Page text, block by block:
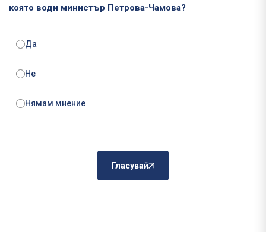
която води министър Петрова-Чамова?
Да
Не
Нямам мнение
Гласувай